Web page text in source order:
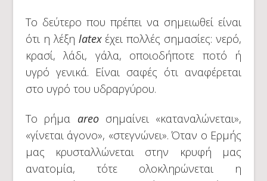
Το δεύτερο που πρέπει να σημειωθεί είναι
ότι η λέξη latexέχει πολλές σημασίες: νερό,
κρασί, λάδι, γάλα, οποιοδήποτε ποτό ή
υγρό γενικά. Είναι σαφές ότι αναφέρεται
στο υγρό του υδραργύρου.
Το ρήμα areoσημαίνει «καταναλώνεται»,
«γίνεται άγονο», «στεγνώνει». Όταν ο Ερμής
μας κρυσταλλώνεται στην κρυφή μας
ανατομία, τότε ολοκληρώνεται η